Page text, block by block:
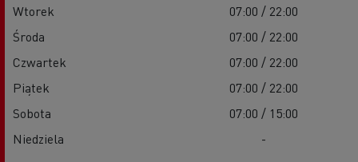
Wtorek
07:00 / 22:00
Środa
07:00 / 22:00
Czwartek
07:00 / 22:00
Piątek
07:00 / 22:00
Sobota
07:00 / 15:00
Niedziela
-